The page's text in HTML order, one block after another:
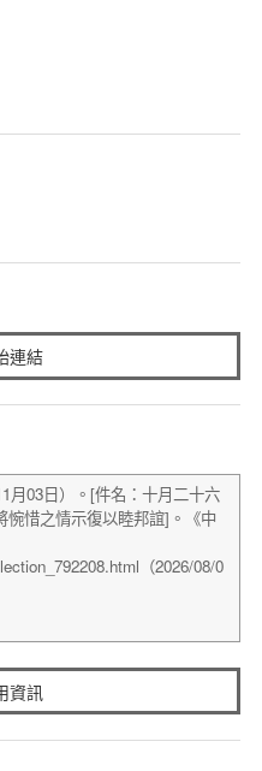
連結
資訊